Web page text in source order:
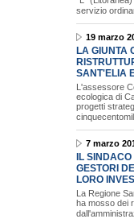
servizio
19 marzo
LA GIUNTA
SANT'ELIA
L'assessore
ecologica di
progetti
7 marzo
IL SINDACO
GESTORI
LORO
La Regione
ha mosso dei